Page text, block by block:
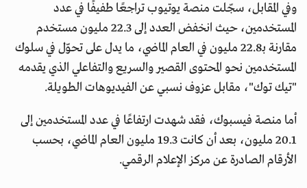
وفي المقابل، سجّلت منصة يوتيوب تراجعًا طفيفًا في عدد
المستخدمين، حيث انخفض العدد إلى 22.3 مليون مستخدم
مقارنة بـ22.8 مليون في العام الماضي، ما يدل على تحوّل في سلوك
المستخدمين نحو المحتوى القصير والسريع والتفاعلي الذي يقدمه
"تيك توك"، مقابل عزوف نسبي عن الفيديوهات الطويلة.
أما منصة فيسبوك، فقد شهدت ارتفاعًا في عدد المستخدمين إلى
20.1 مليون، بعد أن كانت 19.3 مليون العام الماضي، بحسب
الأرقام الصادرة عن مركز الإعلام الرقمي.